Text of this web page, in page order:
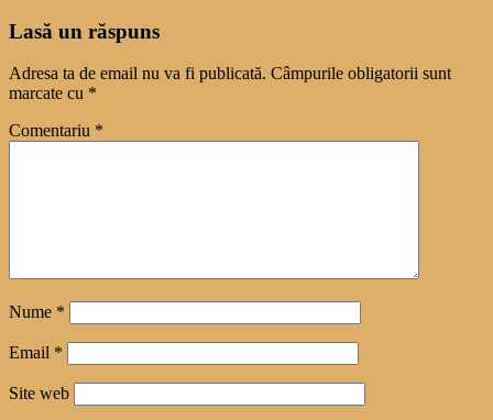
Lasă un răspuns
Adresa ta de email nu va fi publicată. Câmpurile obligatorii sunt
marcate cu *
Comentariu *
Nume *
Email *
Site web